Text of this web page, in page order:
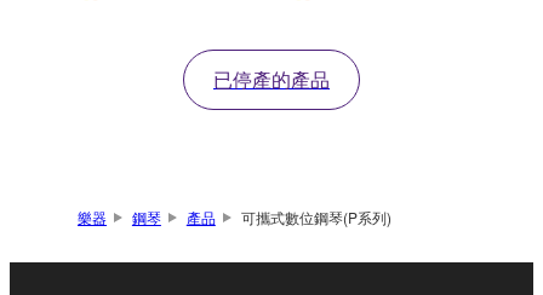
已停產的產品
樂器 鋼琴 產品 可攜式數位鋼琴(P系列)